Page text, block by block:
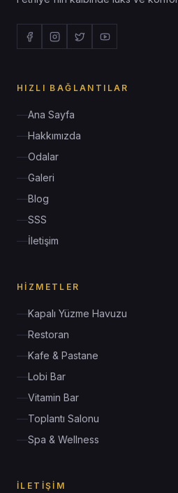
HIZLI BAĞLANTILAR
Ana Sayfa
Hakkımızda
Odalar
Galeri
Blog
SSS
İletişim
HIZMETLER
Kapalı Yüzme Havuzu
Restoran
Kafe & Pastane
Lobi Bar
Vitamin Bar
Toplantı Salonu
Spa & Wellness
İLETIŞIM